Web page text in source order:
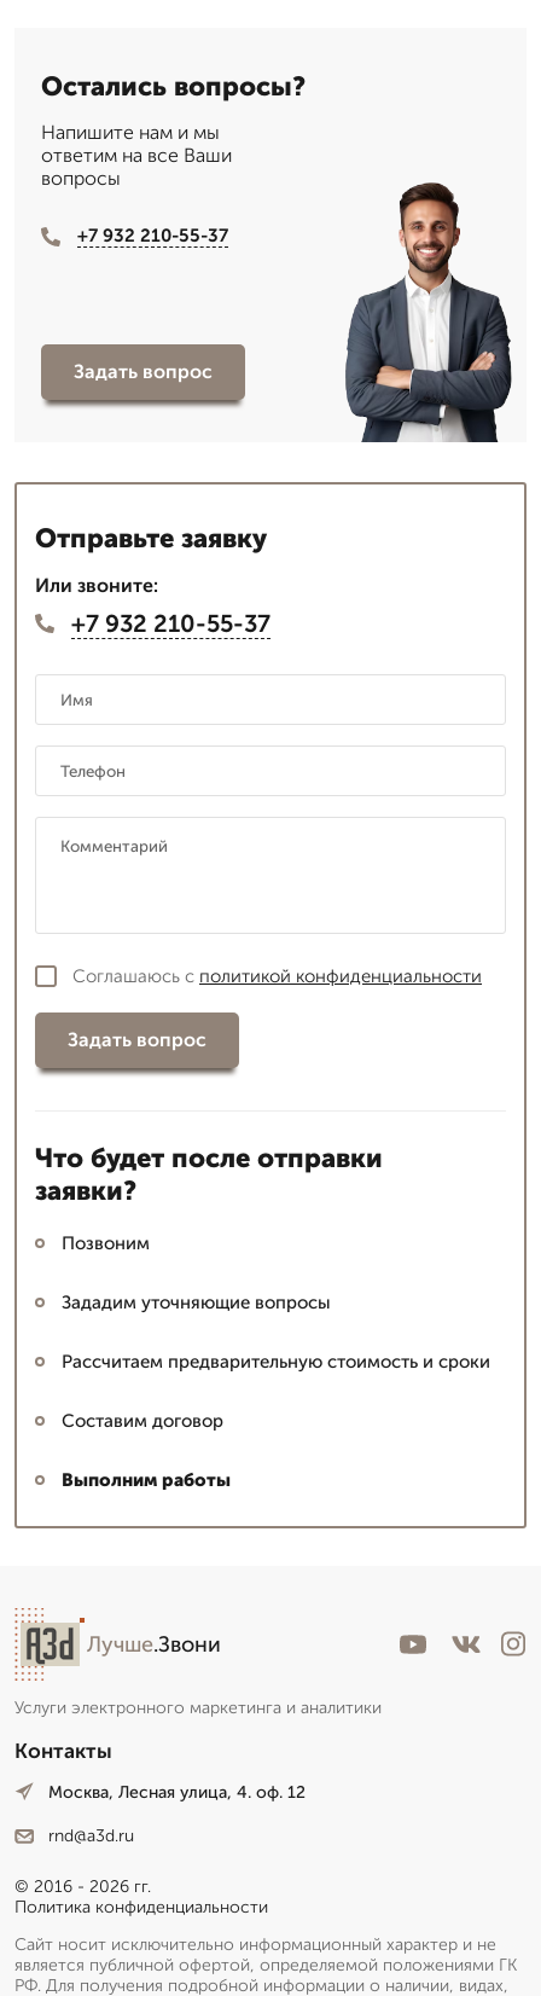
Остались вопросы?
Напишите нам и мы
ответим на все Ваши
вопросы
+7 932 210-55-37
Задать вопрос
Отправьте заявку
Или звоните:
+7 932 210-55-37
Соглашаюсь с политикой конфиденциальности
Задать вопрос
Что будет после отправки
заявки?
Позвоним
Зададим уточняющие вопросы
Рассчитаем предварительную стоимость и сроки
Составим договор
Выполним работы
Лучше.Звони
Услуги электронного маркетинга и аналитики
Контакты
Москва, Лесная улица, 4. оф. 12
rnd@a3d.ru
© 2016 - 2026 гг.
Политика конфиденциальности
Сайт носит исключительно информационный характер и не
является публичной офертой, определяемой положениями ГК
РФ. Для получения подробной информации о наличии, видах,